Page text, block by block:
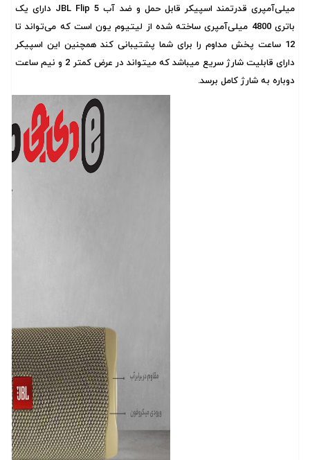
میلی‌آمپری قدرتمند اسپیکر قابل حمل و ضد آب JBL Flip 5 دارای یک
باتری 4800 میلی‌آمپری ساخته شده از لیتیوم یون است که می‌تواند تا
12 ساعت پخش مداوم را برای شما پشتیبانی کند همچنین این اسپیکر
دارای قابلیت شارژ سریع میباشد که میتواند در عرض کمتر 2 و نیم ساعت
دوباره به شارژ کامل برسد.